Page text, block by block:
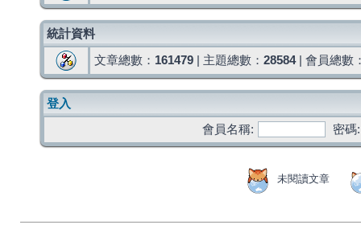
統計資料
文章總數： 161479 | 主題總數： 28584| 會員總數
登入
會員名稱:
密碼:
未閱讀文章